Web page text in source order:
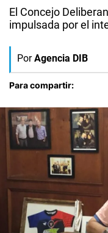
El Concejo
impulsada por el
Por Agencia DIB
Para compartir: